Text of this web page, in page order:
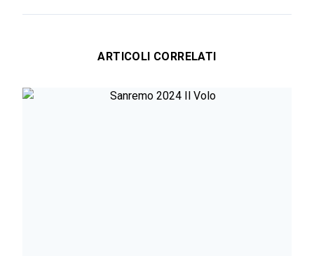
ARTICOLI CORRELATI